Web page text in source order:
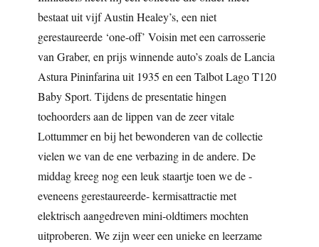
bestaat uit vijf Austin Healey’s, een niet
gerestaureerde ‘one-off’ Voisin met een carrosserie
van Graber, en prijs winnende auto’s zoals de Lancia
Astura Pininfarina uit 1935 en een Talbot Lago T120
Baby Sport. Tijdens de presentatie hingen
toehoorders aan de lippen van de zeer vitale
Lottummer en bij het bewonderen van de collectie
vielen we van de ene verbazing in de andere. De
middag kreeg nog een leuk staartje toen we de -
eveneens gerestaureerde- kermisattractie met
elektrisch aangedreven mini-oldtimers mochten
uitproberen. We zijn weer een unieke en leerzame